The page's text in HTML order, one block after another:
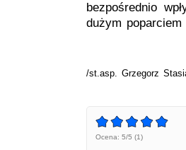
bezpośrednio
dużym poparciem
/st.asp. Grzegorz
Ocena: 5/5 (1)